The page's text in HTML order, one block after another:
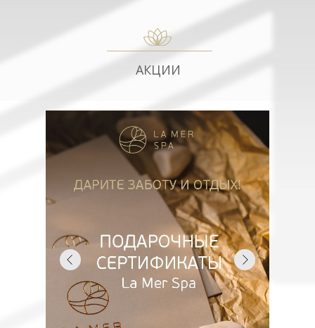
АКЦИИ